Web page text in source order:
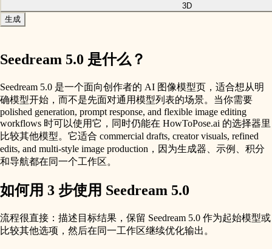
3D
生成
Seedream 5.0 是什么？
Seedream 5.0 是一个面向创作者的 AI 图像模型页，适合想从明
确模型开始，而不是先面对通用模型列表的场景。当你需要
polished generation, prompt response, and flexible image editing
workflows 时可以使用它，同时仍能在 HowToPose.ai 的选择器里
比较其他模型。它适合 commercial drafts, creator visuals, refined
edits, and multi-style image production，因为生成器、示例、积分
和导航都在同一个工作区。
如何用 3 步使用 Seedream 5.0
流程很直接：描述目标结果，保留 Seedream 5.0 作为起始模型或
比较其他选项，然后在同一工作区继续优化输出。